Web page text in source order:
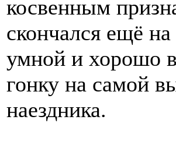
косвенным
скончался ещё
умной и хорошо
гонку на самой
наездника.